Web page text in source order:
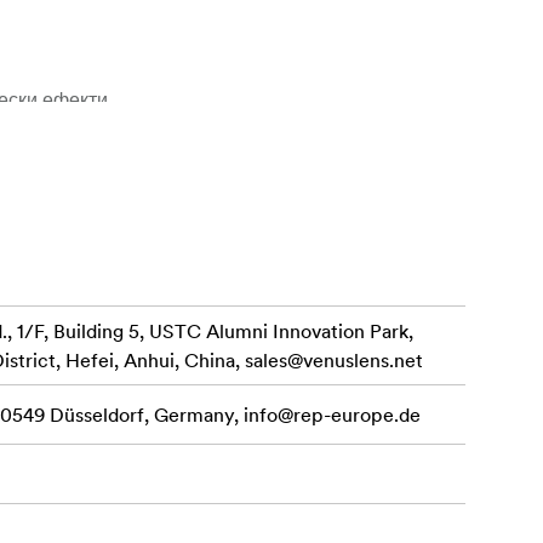
ефекти
ниска
1/F, Building 5, USTC Alumni Innovation Park,
Hefei, Anhui, China, sales@venuslens.net
Düsseldorf, Germany, info@rep-europe.de